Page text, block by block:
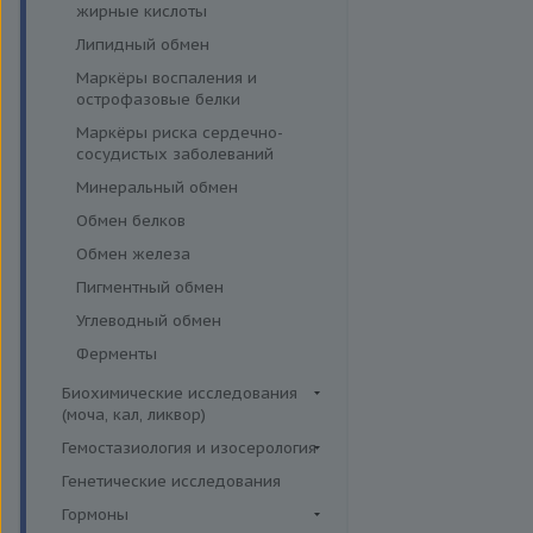
эффективности АСИТ
Симптомные профили
Скрининговые исследования
жирные кислоты
Липидный обмен
Маркёры воспаления и
острофазовые белки
Маркёры риска сердечно-
сосудистых заболеваний
Минеральный обмен
Обмен белков
Обмен железа
Пигментный обмен
Углеводный обмен
Ферменты
Биохимические исследования
(моча, кал, ликвор)
Ликвор
Гемостазиология и изосерология
Гемостазиология
Иммуногематология
Генетические исследования
Гормоны